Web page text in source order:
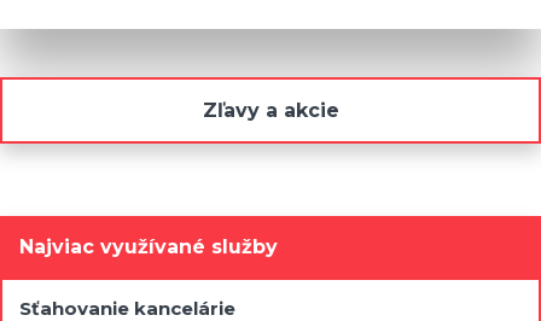
Zľavy a akcie
Najviac využívané služby
Sťahovanie kancelárie